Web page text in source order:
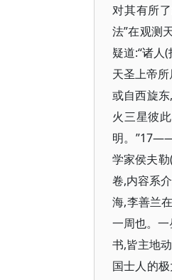
对其有所
法”在观测
疑道:“诸人
天圣上帝
或自西旋
火三星彼
明。
学家侯夫
卷,内容系
海,李善兰
一周也。
书,皆主地
国士人的